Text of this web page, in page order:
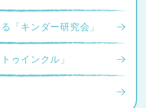
「キンダー研究会」
ゥインクル」